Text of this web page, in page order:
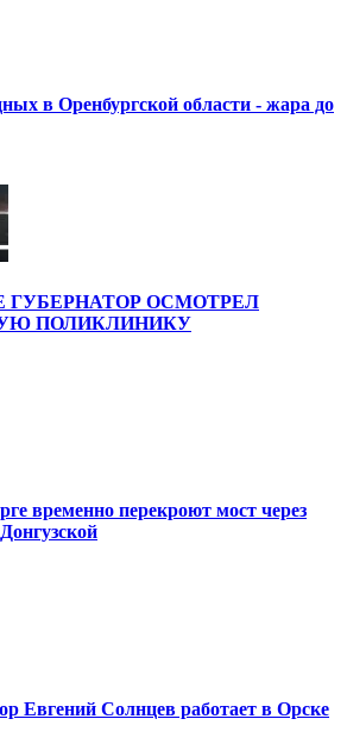
в Оренбургской области - жара до
ГУБЕРНАТОР ОСМОТРЕЛ
ПОЛИКЛИНИКУ
временно перекроют мост через
Евгений Солнцев работает в Орске